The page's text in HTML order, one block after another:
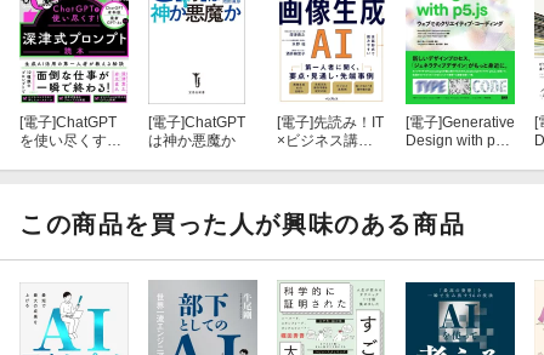
[電子]ChatGPT
を使い尽くす！
[電子]ChatGPT
は神か悪魔か
[電子]先読み！IT
×ビジネス講
[電子]Generative
Design with p5.j
でのクリエイテ
ィブ・コーディ
[
この商品を買った人が興味のある商品